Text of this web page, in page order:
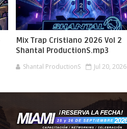
Mix Trap Cristiano 2026 Vol 2
Shantal ProductionS.mp3
Shantal ProductionS Jul 20, 2026